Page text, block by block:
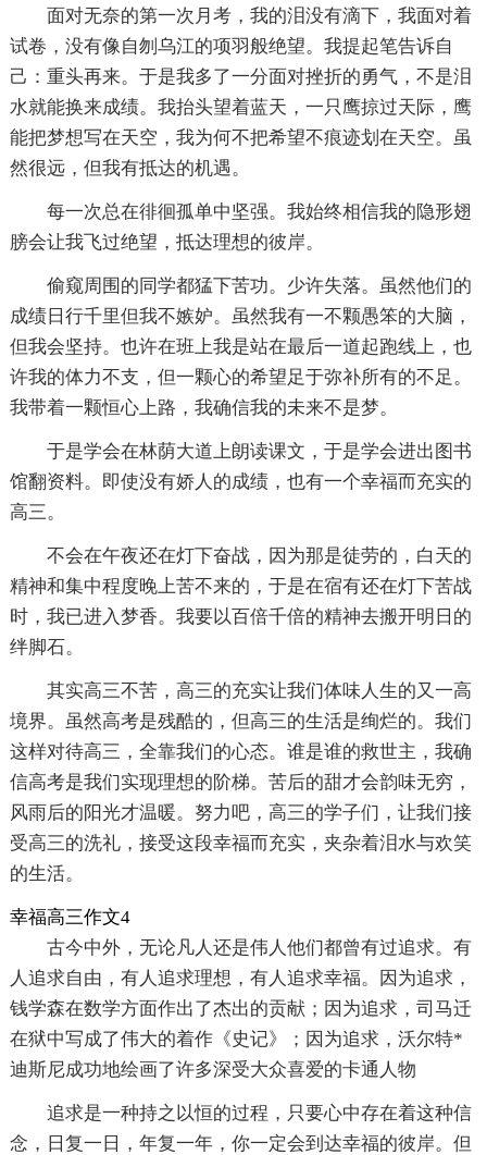
面对无奈的第一次月考，我的泪没有滴下，我面对着
试卷，没有像自刎乌江的项羽般绝望。我提起笔告诉自
己：重头再来。于是我多了一分面对挫折的勇气，不是泪
水就能换来成绩。我抬头望着蓝天，一只鹰掠过天际，鹰
能把梦想写在天空，我为何不把希望不痕迹划在天空。虽
然很远，但我有抵达的机遇。
每一次总在徘徊孤单中坚强。我始终相信我的隐形翅
膀会让我飞过绝望，抵达理想的彼岸。
偷窥周围的同学都猛下苦功。少许失落。虽然他们的
成绩日行千里但我不嫉妒。虽然我有一不颗愚笨的大脑，
但我会坚持。也许在班上我是站在最后一道起跑线上，也
许我的体力不支，但一颗心的希望足于弥补所有的不足。
我带着一颗恒心上路，我确信我的未来不是梦。
于是学会在林荫大道上朗读课文，于是学会进出图书
馆翻资料。即使没有娇人的成绩，也有一个幸福而充实的
高三。
不会在午夜还在灯下奋战，因为那是徒劳的，白天的
精神和集中程度晚上苦不来的，于是在宿有还在灯下苦战
时，我已进入梦香。我要以百倍千倍的精神去搬开明日的
绊脚石。
其实高三不苦，高三的充实让我们体味人生的又一高
境界。虽然高考是残酷的，但高三的生活是绚烂的。我们
这样对待高三，全靠我们的心态。谁是谁的救世主，我确
信高考是我们实现理想的阶梯。苦后的甜才会韵味无穷，
风雨后的阳光才温暖。努力吧，高三的学子们，让我们接
受高三的洗礼，接受这段幸福而充实，夹杂着泪水与欢笑
的生活。
幸福高三作文4
古今中外，无论凡人还是伟人他们都曾有过追求。有
人追求自由，有人追求理想，有人追求幸福。因为追求，
钱学森在数学方面作出了杰出的贡献；因为追求，司马迁
在狱中写成了伟大的着作《史记》；因为追求，沃尔特*
迪斯尼成功地绘画了许多深受大众喜爱的卡通人物
追求是一种持之以恒的过程，只要心中存在着这种信
念，日复一日，年复一年，你一定会到达幸福的彼岸。但